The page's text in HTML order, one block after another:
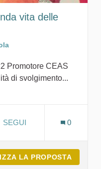
vita delle
Promotore CEAS
di svolgimento...
15 - Vita sulla terra
54 SOSTENITORI
SEGUI
0
LA PROPOSTA